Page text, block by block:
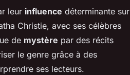
leur influence déterminante sur
Christie, avec ses célèbres
de mystère par des récits
le genre grâce à des
ses lecteurs.